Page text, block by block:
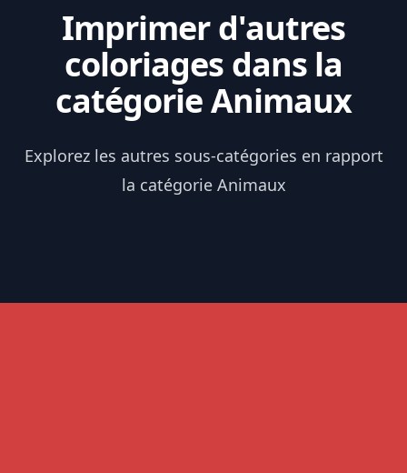
Imprimer d'autres
coloriages dans la
catégorie Animaux
Explorez les autres sous-catégories en rapport
la catégorie Animaux